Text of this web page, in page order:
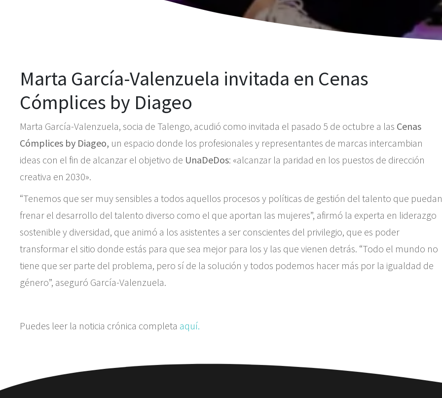
Marta García-Valenzuela invitada en Cenas
Cómplices by Diageo
Marta García-Valenzuela, socia de Talengo, acudió como invitada el pasado 5 de octubre a las Cenas
Cómplices by Diageo, un espacio donde los profesionales y representantes de marcas intercambian
ideas con el fin de alcanzar el objetivo de UnaDeDos: «alcanzar la paridad en los puestos de dirección
creativa en 2030».
“Tenemos que ser muy sensibles a todos aquellos procesos y políticas de gestión del talento que puedan
frenar el desarrollo del talento diverso como el que aportan las mujeres”, afirmó la experta en liderazgo
sostenible y diversidad, que animó a los asistentes a ser conscientes del privilegio, que es poder
transformar el sitio donde estás para que sea mejor para los y las que vienen detrás. “Todo el mundo no
tiene que ser parte del problema, pero sí de la solución y todos podemos hacer más por la igualdad de
género”, aseguró García-Valenzuela.
Puedes leer la noticia crónica completa aquí.